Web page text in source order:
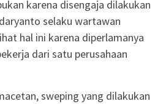
karena disengaja dilakukan
selaku wartawan
hal ini karena diperlamanya
dari satu perusahaan
sweping yang dilakukan